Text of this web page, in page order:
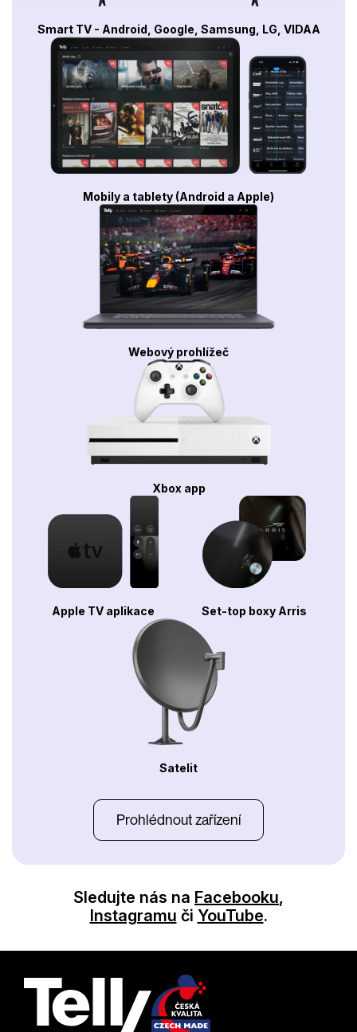
Smart TV - Android, Google, Samsung, LG, VIDAA
Mobily a tablety (Android a Apple)
Webový prohlížeč
Xbox app
Apple TV aplikace Set-top boxy Arris
Satelit
Prohlédnout zařízení
Sledujte nás na Facebooku,
Instagramu či YouTube.